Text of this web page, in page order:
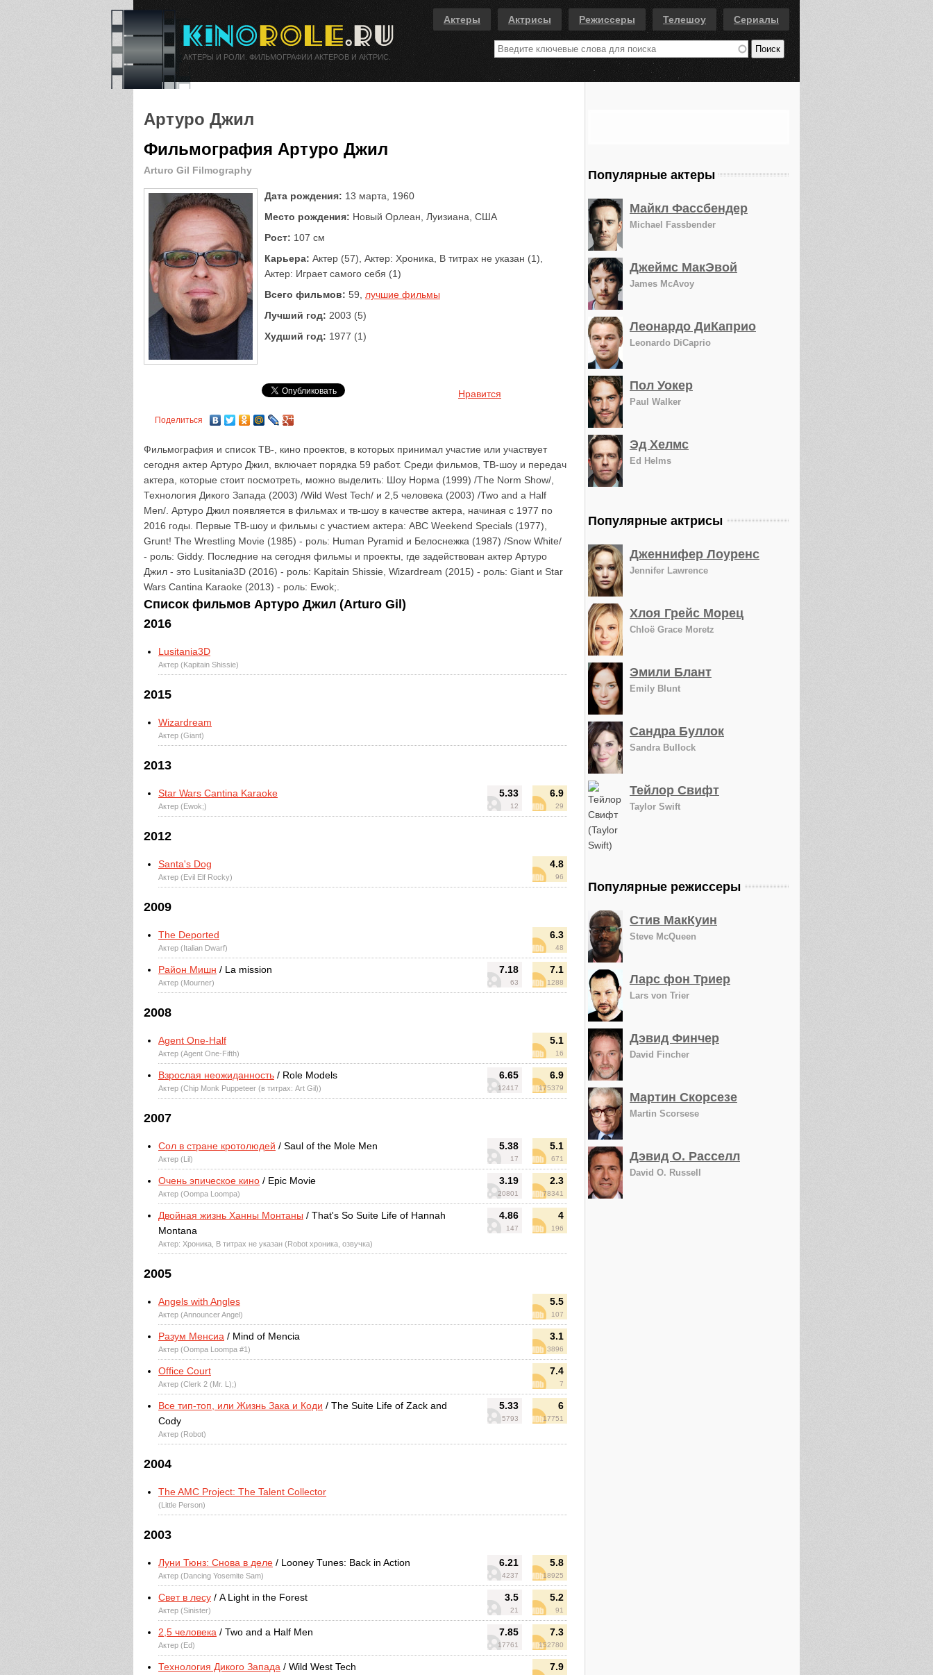
Актеры Актрисы Режиссеры Телешоу Сериалы
Артуро Джил
Фильмография Артуро Джил
Arturo Gil Filmography
Дата рождения: 13 марта, 1960
Место рождения: Новый Орлеан, Луизиана, США
Рост: 107 см
Карьера: Актер (57), Актер: Хроника, В титрах не указан (1),
Актер: Играет самого себя (1)
Всего фильмов: 59, лучшие фильмы
Лучший год: 2003 (5)
Худший год: 1977 (1)
Нравится
Поделиться
Фильмография и список ТВ-, кино проектов, в которых принимал участие или участвует
сегодня актер Артуро Джил, включает порядка 59 работ. Среди фильмов, ТВ-шоу и передач
актера, которые стоит посмотреть, можно выделить: Шоу Норма (1999) /The Norm Show/,
Технология Дикого Запада (2003) /Wild West Tech/ и 2,5 человека (2003) /Two and a Half
Men/. Артуро Джил появляется в фильмах и тв-шоу в качестве актера, начиная с 1977 по
2016 годы. Первые ТВ-шоу и фильмы с участием актера: ABC Weekend Specials (1977),
Grunt! The Wrestling Movie (1985) - роль: Human Pyramid и Белоснежка (1987) /Snow White/
- роль: Giddy. Последние на сегодня фильмы и проекты, где задействован актер Артуро
Джил - это Lusitania3D (2016) - роль: Kapitain Shissie, Wizardream (2015) - роль: Giant и Star
Wars Cantina Karaoke (2013) - роль: Ewok;.
Список фильмов Артуро Джил (Arturo Gil)
2016
Lusitania3D
Актер (Kapitain Shissie)
2015
Wizardream
Актер (Giant)
2013
5.33
12
6.9
29
Star Wars Cantina Karaoke
Актер (Ewok;)
2012
4.8
96
Santa's Dog
Актер (Evil Elf Rocky)
2009
6.3
48
The Deported
Актер (Italian Dwarf)
7.18
63
7.1
1288
Район Мишн / La mission
Актер (Mourner)
2008
5.1
16
Agent One-Half
Актер (Agent One-Fifth)
6.65
12417
6.9
175379
Взрослая неожиданность / Role Models
Актер (Chip Monk Puppeteer (в титрах: Art Gil))
2007
5.38
17
5.1
671
Сол в стране кротолюдей / Saul of the Mole Men
Актер (Lil)
3.19
20801
2.3
78341
Очень эпическое кино / Epic Movie
Актер (Oompa Loompa)
4.86
147
4
196
Двойная жизнь Ханны Монтаны / That's So Suite Life of Hannah
Montana
Актер: Хроника, В титрах не указан (Robot хроника, озвучка)
2005
5.5
107
Angels with Angles
Актер (Announcer Angel)
3.1
3896
Разум Менсиа / Mind of Mencia
Актер (Oompa Loompa #1)
7.4
7
Office Court
Актер (Clerk 2 (Mr. L);)
5.33
5793
6
17751
Все тип-топ, или Жизнь Зака и Коди / The Suite Life of Zack and
Cody
Актер (Robot)
2004
The AMC Project: The Talent Collector
(Little Person)
2003
6.21
4237
5.8
18925
Луни Тюнз: Снова в деле / Looney Tunes: Back in Action
Актер (Dancing Yosemite Sam)
3.5
21
5.2
91
Свет в лесу / A Light in the Forest
Актер (Sinister)
7.85
17761
7.3
152780
2,5 человека / Two and a Half Men
Актер (Ed)
7.9
Технология Дикого Запада / Wild West Tech
Популярные актеры
Майкл Фассбендер
Michael Fassbender
Джеймс МакЭвой
James McAvoy
Леонардо ДиКаприо
Leonardo DiCaprio
Пол Уокер
Paul Walker
Эд Хелмс
Ed Helms
Популярные актрисы
Дженнифер Лоуренс
Jennifer Lawrence
Хлоя Грейс Морец
Chloë Grace Moretz
Эмили Блант
Emily Blunt
Сандра Буллок
Sandra Bullock
Тейлор Свифт
Taylor Swift
Популярные режиссеры
Стив МакКуин
Steve McQueen
Ларс фон Триер
Lars von Trier
Дэвид Финчер
David Fincher
Мартин Скорсезе
Martin Scorsese
Дэвид О. Расселл
David O. Russell
АКТЕРЫ И РОЛИ. ФИЛЬМОГРАФИИ АКТЕРОВ И АКТРИС.